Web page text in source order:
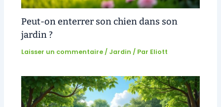
Peut-on enterrer son chien dans son
jardin ?
Laisser un commentaire / Jardin / Par Eliott